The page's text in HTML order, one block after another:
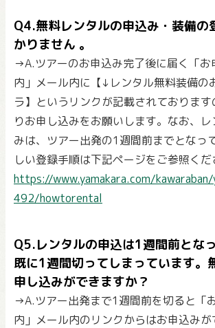
Q4.無料レンタルの申込み・装備の
かりません 。
→A.ツアーのお申込み完了後に届く「お
内」メール内に【↓レンタル無料装備の
ラ】というリンクが記載されておりま
りお申し込みをお願いします。なお、
みは、ツアー出発の1週間前までとなっ
しい登録手順は下記ページをご参照くだ
https://www.yamakara.com/
492/howtorental
Q5.レンタルの申込は1週間前となっ
既に1週間切ってしまっています。
申し込みができますか？
→A.ツアー出発まで1週間前を切ると「
内」メール内のリンクからはお申込み